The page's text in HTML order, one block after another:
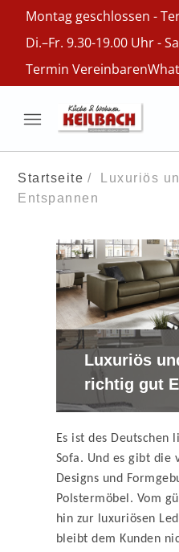
Montag geschlossen -
Di.–Fr. 9.30-19.00 Uhr -
Termin Vereinbaren
Startseite
Luxuriös
Entspannen
Luxuriös
richtig gut
Es ist des Deutschen
Sofa. Und es gibt die
Designs und
Polstermöbel. Vom
hin zur luxuriösen
bleibt dem Kunden